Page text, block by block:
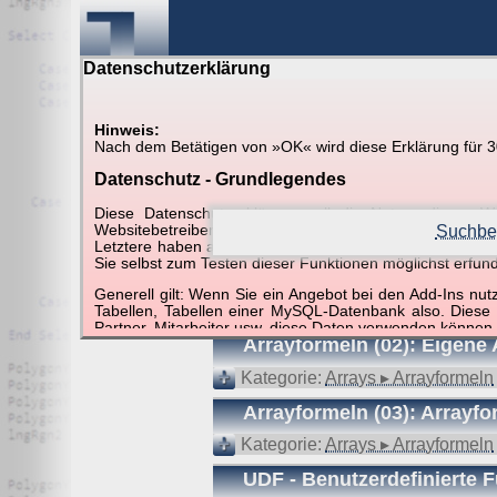
Datenschutzerklärung
Hinweis:
Nach dem Betätigen von »OK« wird diese Erklärung für
Datenschutz - Grundlegendes
Diese Datenschutzerklärung soll die Nutzer dieser
Websitebetreiber von joerglorenz.de informieren.
Letztere haben aufgrund ihrer Funktionen
Sie selbst zum Testen dieser Funktionen möglichst
Generell gilt: Wenn Sie ein Angebot bei den Add-Ins
Tabellen, Tabellen einer MySQL-Datenbank also.
Partner, Mitarbeiter usw. diese Daten verwenden
Der Websitebetreiber nimmt Ihren Datenschutz sehr
Technologien und die ständige Weiterentwicklung
Datenschutzerklärung in regelmäßigen Abständen
Definitionen der verwendeten Begriffe (z.B.
Suche in Beispielen und
Suchergebnisse (6
Arrayformeln (02): Eigene
Kategorie: Arrays ▸ Arrayformeln
Arrayformeln (03):
Kategorie: Arrays ▸ Arrayformeln
UDF - Benutzerdefinierte